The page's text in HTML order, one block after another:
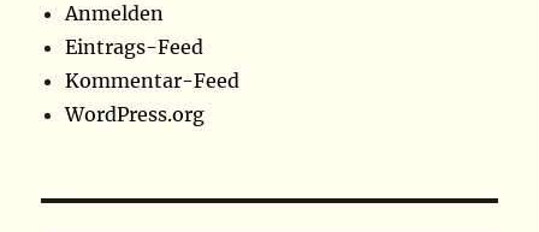
Anmelden
Eintrags-Feed
Kommentar-Feed
WordPress.org